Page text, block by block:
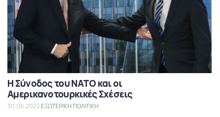
Η Σύνοδος του ΝΑΤΟ και οι
Αμερικανοτουρκικές Σχέσεις
30.06.2022 ΕΞΩΤΕΡΙΚΗ ΠΟΛΙΤΙΚΗ